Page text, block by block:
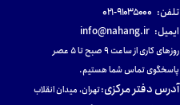
تلفن: ۹۱۰۳۵۰۰۰-۰۲۱
ایمیل: info@nahang.ir
روزهای کاری از ساعت ۹ صبح تا ۵ عصر
پاسخگوی تماس شما هستیم.
آدرس دفتر مرکزی:تهران، میدان انقلاب